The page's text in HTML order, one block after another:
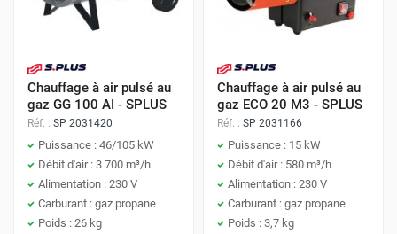
Chauffage à air pulsé au
gaz GG 100 AI - SPLUS
Réf. : SP 2031420
Puissance : 46/105 kW
Débit d'air : 3 700 m³/h
Alimentation : 230 V
Carburant : gaz propane
Poids : 26 kg
Chauffage à air pulsé au
gaz ECO 20 M3 - SPLUS
Réf. : SP 2031166
Puissance : 15 kW
Débit d'air : 580 m³/h
Alimentation : 230 V
Carburant : gaz propane
Poids : 3,7 kg